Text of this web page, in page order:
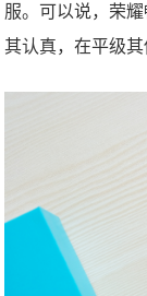
服。可以说，荣
其认真，在平级其